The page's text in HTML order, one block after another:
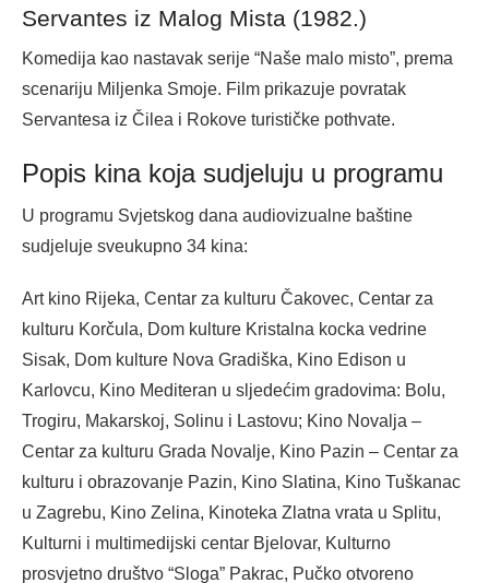
Servantes iz Malog Mista (1982.)
Komedija kao nastavak serije “Naše malo misto”, prema
scenariju Miljenka Smoje. Film prikazuje povratak
Servantesa iz Čilea i Rokove turističke pothvate.
Popis kina koja sudjeluju u programu
U programu Svjetskog dana audiovizualne baštine
sudjeluje sveukupno 34 kina:
Art kino Rijeka, Centar za kulturu Čakovec, Centar za
kulturu Korčula, Dom kulture Kristalna kocka vedrine
Sisak, Dom kulture Nova Gradiška, Kino Edison u
Karlovcu, Kino Mediteran u sljedećim gradovima: Bolu,
Trogiru, Makarskoj, Solinu i Lastovu; Kino Novalja –
Centar za kulturu Grada Novalje, Kino Pazin – Centar za
kulturu i obrazovanje Pazin, Kino Slatina, Kino Tuškanac
u Zagrebu, Kino Zelina, Kinoteka Zlatna vrata u Splitu,
Kulturni i multimedijski centar Bjelovar, Kulturno
prosvjetno društvo “Sloga” Pakrac, Pučko otvoreno